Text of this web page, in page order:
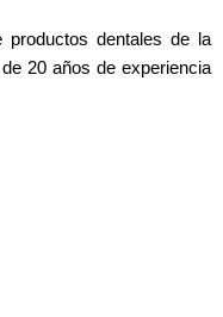
productos dentales de la
20 años de experiencia